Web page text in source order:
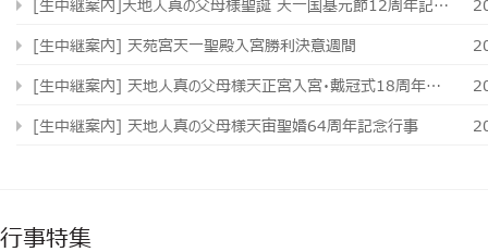
[生中継案内]天地人真の父母様聖誕 天一国基元節12周年記念週間
[生中継案内] 天苑宮天一聖殿入宮勝利決意週間
[生中継案内] 天地人真の父母様天正宮入宮・戴冠式18周年記念式 および 実体聖霊 独り娘 真のお母様 勝利帰国歓迎集会
[生中継案内] 天地人真の父母様天宙聖婚64周年記念行事
行事特集